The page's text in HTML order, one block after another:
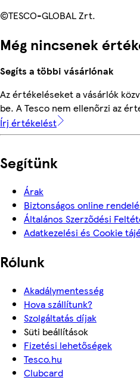
©TESCO-GLOBAL Zrt.
Még nincsenek
Segíts a többi vásárlónak
Az értékeléseket a vásárlók
be. A Tesco nem ellenőrzi az
Írj értékelést
Segítünk
Árak
Biztonságos online
Általános Szerződési
Adatkezelési és Cookie
Rólunk
Akadálymentesség
Hova szállítunk?
Szolgáltatás díjak
Süti beállítások
Fizetési lehetőségek
Tesco.hu
Clubcard